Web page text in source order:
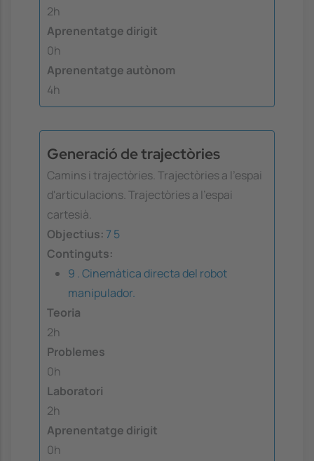
2h
Aprenentatge dirigit
0h
Aprenentatge autònom
4h
Generació de trajectòries
Camins i trajectòries. Trajectòries a l'espai
d'articulacions. Trajectòries a l'espai
cartesià.
Objectius: 7 5
Continguts:
9 . Cinemàtica directa del robot
manipulador.
Teoria
2h
Problemes
0h
Laboratori
2h
Aprenentatge dirigit
0h